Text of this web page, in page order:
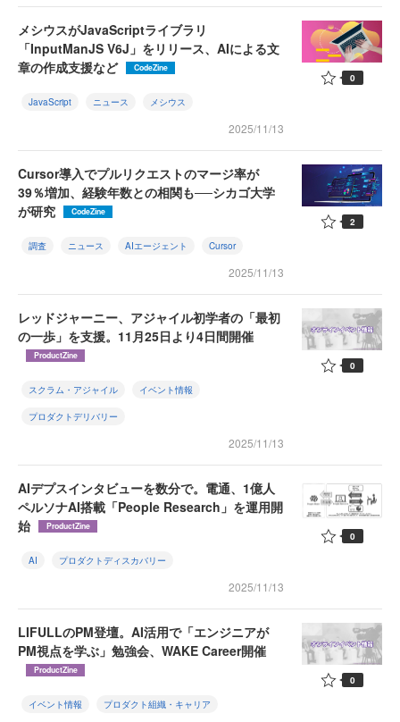
メシウスがJavaScriptライブラリ
「InputManJS V6J」をリリース、AIによる文
章の作成支援など
CodeZine
JavaScript ニュース メシウス
2025/11/13
0
Cursor導入でプルリクエストのマージ率が
39％増加、経験年数との相関も──シカゴ大学
が研究
CodeZine
調査 ニュース AIエージェント Cursor
2025/11/13
2
レッドジャーニー、アジャイル初学者の「最初
の一歩」を支援。11月25日より4日間開催
ProductZine
スクラム・アジャイル イベント情報
プロダクトデリバリー
2025/11/13
0
AIデプスインタビューを数分で。電通、1億人
ペルソナAI搭載「People Research」を運用開
始
ProductZine
AI プロダクトディスカバリー
2025/11/13
0
LIFULLのPM登壇。AI活用で「エンジニアが
PM視点を学ぶ」勉強会、WAKE Career開催
ProductZine
イベント情報 プロダクト組織・キャリア
0